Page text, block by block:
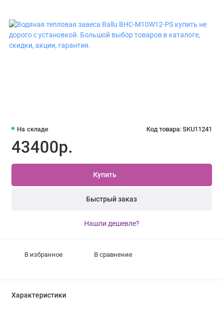
На складе Код товара: SKU11241
43400р.
Купить
Быстрый заказ
Нашли дешевле?
В избранное В сравнение
Характеристики